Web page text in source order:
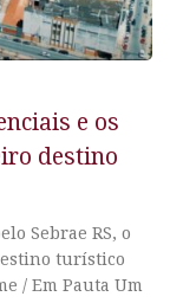
e os
destino
Sebrae RS, o
turístico
/ Em Pauta Um